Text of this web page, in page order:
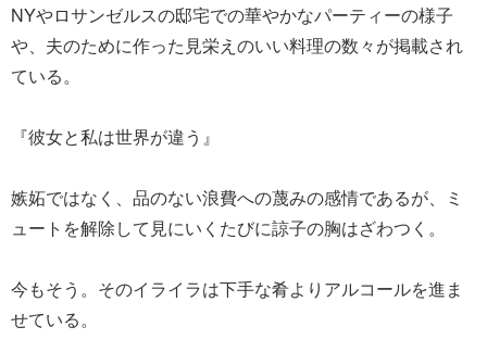
NYやロサンゼルスの邸宅での華やかなパーティーの様子
や、夫のために作った見栄えのいい料理の数々が掲載され
ている。
『彼女と私は世界が違う』
嫉妬ではなく、品のない浪費への蔑みの感情であるが、ミ
ュートを解除して見にいくたびに諒子の胸はざわつく。
今もそう。そのイライラは下手な肴よりアルコールを進ま
せている。